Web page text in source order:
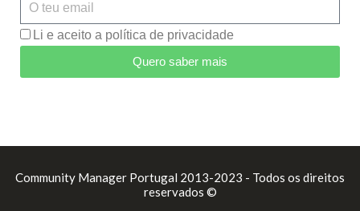
Li e aceito a política de privacidade
Quero saber mais
Community Manager Portugal 2013-2023 - Todos os direitos
reservados ©